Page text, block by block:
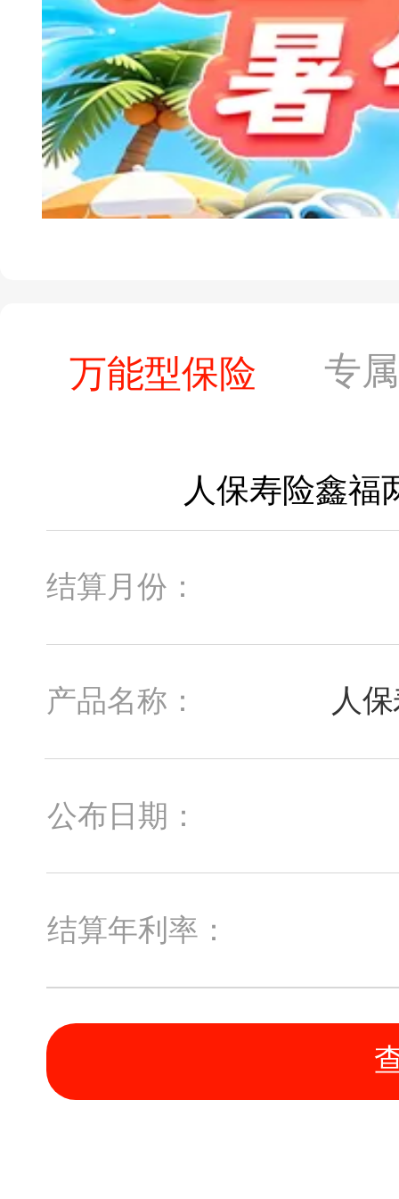
万能型保险 专
结算月份：
产品名称： 人
公布日期：
结算年利率：